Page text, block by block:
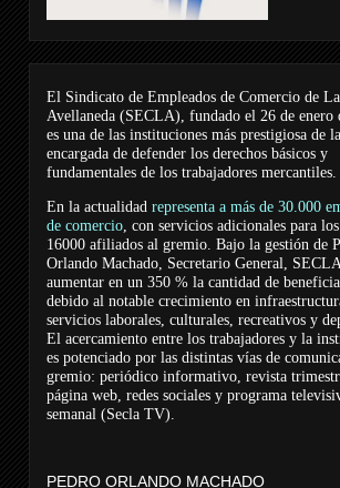
El Sindicato de Empleados de Comercio de
Avellaneda (SECLA), fundado el 26 de enero
es una de las instituciones más prestigiosa de
encargada de defender los derechos básicos y
fundamentales de los trabajadores mercantiles.
En la actualidad representa a más de 30.000
de comercio, con servicios adicionales para
16000 afiliados al gremio. Bajo la gestión de
Orlando Machado, Secretario General,
aumentar en un 350 % la cantidad de
debido al notable crecimiento en
servicios laborales, culturales, recreativos y
El acercamiento entre los trabajadores y la
es potenciado por las distintas vías de
gremio: periódico informativo, revista
página web, redes sociales y programa
semanal (Secla TV).
PEDRO ORLANDO MACHADO